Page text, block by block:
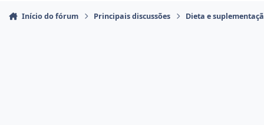
Início do fórum Principais discussões Dieta e